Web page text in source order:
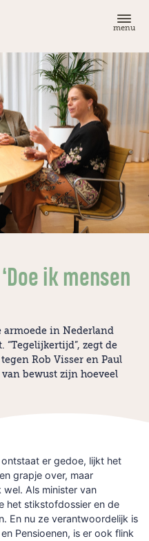
menu
ik mensen
armoede in Nederland
“Tegelijkertijd”, zegt de
Rob Visser en Paul
bewust zijn hoeveel
ontstaat er gedoe, lijkt het
grapje over, maar
Als minister van
het stikstofdossier en de
En nu ze verantwoordelijk is
Pensioenen, is er ook flink